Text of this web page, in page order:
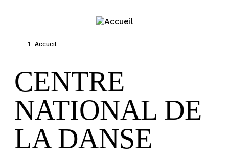
Accueil
CENTRE
NATIONAL DE
LA DANSE